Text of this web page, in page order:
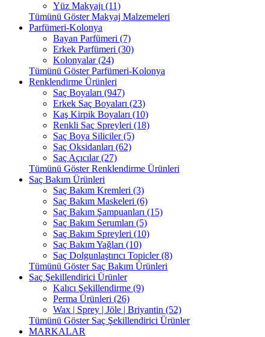
Yüz Makyajı (11)
Tümünü Göster Makyaj Malzemeleri
Parfümeri-Kolonya
Bayan Parfümeri (7)
Erkek Parfümeri (30)
Kolonyalar (24)
Tümünü Göster Parfümeri-Kolonya
Renklendirme Ürünleri
Saç Boyaları (947)
Erkek Saç Boyaları (23)
Kaş Kirpik Boyaları (10)
Renkli Saç Spreyleri (18)
Saç Boya Siliciler (5)
Saç Oksidanları (62)
Saç Açıcılar (27)
Tümünü Göster Renklendirme Ürünleri
Saç Bakım Ürünleri
Saç Bakım Kremleri (3)
Saç Bakım Maskeleri (6)
Saç Bakım Şampuanları (15)
Saç Bakım Serumları (5)
Saç Bakım Spreyleri (10)
Saç Bakım Yağları (10)
Saç Dolgunlaştırıcı Topicler (8)
Tümünü Göster Saç Bakım Ürünleri
Saç Şekillendirici Ürünler
Kalıcı Şekillendirme (9)
Perma Ürünleri (26)
Wax | Sprey | Jöle | Briyantin (52)
Tümünü Göster Saç Şekillendirici Ürünler
MARKALAR